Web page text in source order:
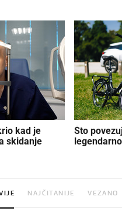
skidanje
Što
NAJČITANIJE VEZANO